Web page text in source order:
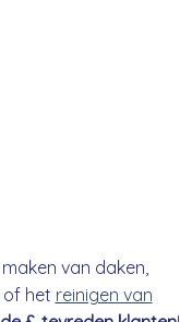
van daken,
of het reinigen van